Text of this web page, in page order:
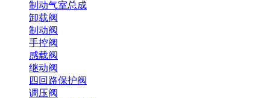
制动气室总成
卸载阀
制动阀
手控阀
感载阀
继动阀
四回路保护阀
调压阀